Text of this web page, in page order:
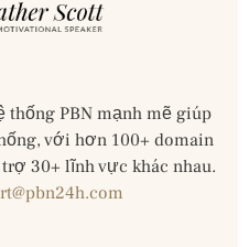
thống PBN mạnh mẽ giúp
với hơn 100+ domain
30+ lĩnh vực khác nhau.